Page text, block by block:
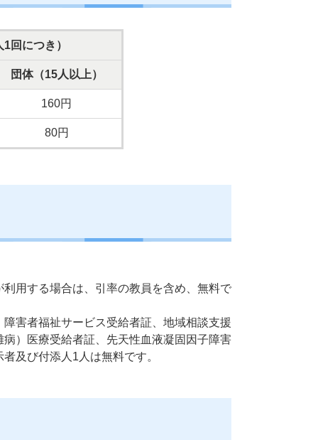
回につき）
団体（15人以上）
160円
80円
用する場合は、引率の教員を含め、無料で
害者福祉サービス受給者証、地域相談支援
）医療受給者証、先天性血液凝固因子障害
及び付添人1人は無料です。